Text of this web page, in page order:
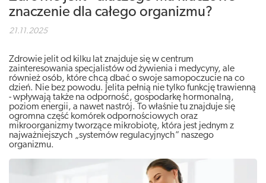
znaczenie dla całego organizmu?
21.11.2025
Zdrowie jelit od kilku lat znajduje się w centrum
zainteresowania specjalistów od żywienia i medycyny, ale
również osób, które chcą dbać o swoje samopoczucie na co
dzień. Nie bez powodu. Jelita pełnią nie tylko funkcję trawienną
- wpływają także na odporność, gospodarkę hormonalną,
poziom energii, a nawet nastrój. To właśnie tu znajduje się
ogromna część komórek odpornościowych oraz
mikroorganizmy tworzące mikrobiotę, która jest jednym z
najważniejszych „systemów regulacyjnych” naszego
organizmu.